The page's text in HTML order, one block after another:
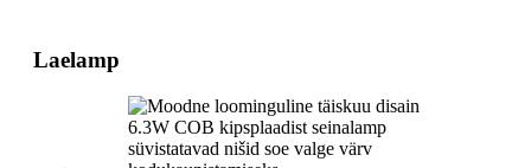
Laelamp